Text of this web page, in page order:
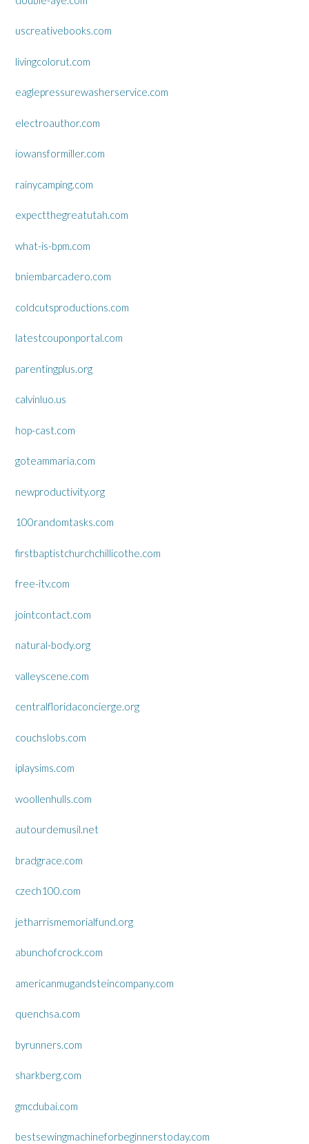
uscreativebooks.com
livingcolorut.com
eaglepressurewasherservice.com
electroauthor.com
iowansformiller.com
rainycamping.com
expectthegreatutah.com
what-is-bpm.com
bniembarcadero.com
coldcutsproductions.com
latestcouponportal.com
parentingplus.org
calvinluo.us
hop-cast.com
goteammaria.com
newproductivity.org
100randomtasks.com
firstbaptistchurchchillicothe.com
free-itv.com
jointcontact.com
natural-body.org
valleyscene.com
centralfloridaconcierge.org
couchslobs.com
iplaysims.com
woollenhulls.com
autourdemusil.net
bradgrace.com
czech100.com
jetharrismemorialfund.org
abunchofcrock.com
americanmugandsteincompany.com
quenchsa.com
byrunners.com
sharkberg.com
gmcdubai.com
bestsewingmachineforbeginnerstoday.com